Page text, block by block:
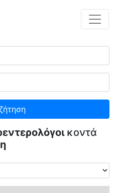
κοντά